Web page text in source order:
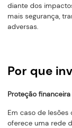
diante dos
mais segurança,
adversas.
Por que
Proteção financeira
Em caso de
oferece uma rede